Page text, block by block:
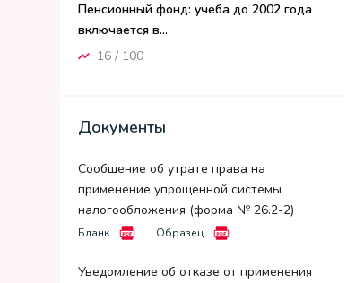
Пенсионный фонд: учеба до 2002 года
включается в...
16 / 100
Документы
Сообщение об утрате права на
применение упрощенной системы
налогообложения (форма № 26.2-2)
Бланк Образец
Уведомление об отказе от применения